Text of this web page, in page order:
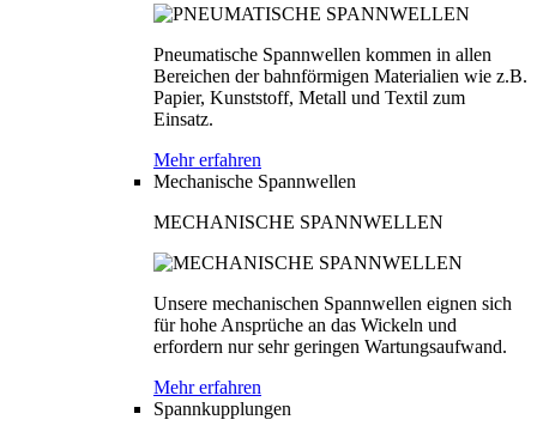
Pneumatische Spannwellen kommen in allen
Bereichen der bahnförmigen Materialien wie z.B.
Papier, Kunststoff, Metall und Textil zum
Einsatz.
Mehr erfahren
Mechanische Spannwellen
MECHANISCHE SPANNWELLEN
Unsere mechanischen Spannwellen eignen sich
für hohe Ansprüche an das Wickeln und
erfordern nur sehr geringen Wartungsaufwand.
Mehr erfahren
Spannkupplungen